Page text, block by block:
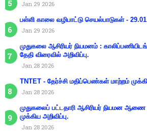
Jan 29 2026
பள்ளி காலை வழிபாட்டு செயல்பாடுகள் -
Jan 29 2026
முதுகலை ஆசிரியர் நியமனம் :
தேதி விரைவில் அறிவிப்பு.
Jan 28 2026
TNTET - தேர்ச்சி மதிப்பெண்கள் மாற்றம்
Jan 28 2026
முதுகலைப் பட்டதாரி ஆசிரியர் நியமன ஆணை
முக்கிய அறிவிப்பு.
Jan 28 2026